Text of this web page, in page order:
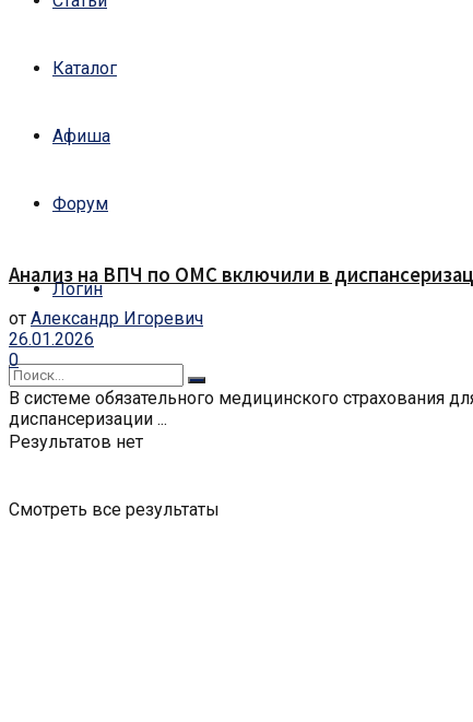
Каталог
Афиша
Форум
Логин
Результатов нет
Смотреть все результаты
Анализ на ВПЧ по ОМС включили в
от Александр Игоревич
26.01.2026
0
В системе обязательного медицинского страхования
диспансеризации ...